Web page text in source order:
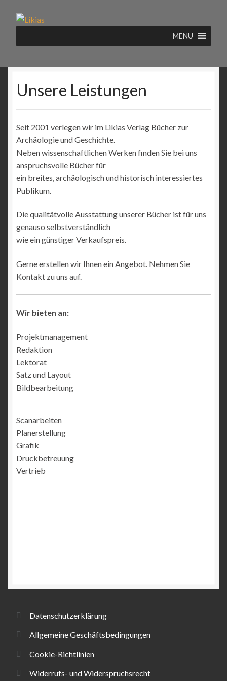
Zur
springen
Zum
springen
MENU
Unsere Leistungen
Seit 2001 verlegen wir im Likias Verlag Bücher zur
Archäologie und Geschichte.
Neben wissenschaftlichen Werken finden Sie bei uns
anspruchsvolle Bücher für
ein breites, archäologisch und historisch interessiertes
Publikum.
Die qualitätvolle Ausstattung unserer Bücher ist für uns
genauso selbstverständlich
wie ein günstiger Verkaufspreis.
Gerne erstellen wir Ihnen ein Angebot. Nehmen Sie
Kontakt zu uns auf.
Wir bieten an:
Projektmanagement
Redaktion
Lektorat
Satz und Layout
Bildbearbeitung
Scanarbeiten
Planerstellung
Grafik
Druckbetreuung
Vertrieb
Datenschutzerklärung
Allgemeine Geschäftsbedingungen
Cookie-Richtlinien
Widerrufs- und Widerspruchsrecht